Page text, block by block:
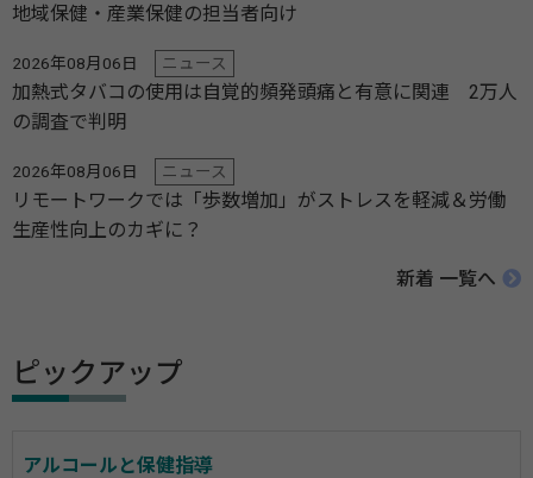
地域保健・産業保健の担当者向け
2026年08月06日 ニュース
加熱式タバコの使用は自覚的頻発頭痛と有意に関連 2万人
の調査で判明
2026年08月06日 ニュース
リモートワークでは「歩数増加」がストレスを軽減＆労働
生産性向上のカギに？
新着 一覧へ
ピックアップ
アルコールと保健指導